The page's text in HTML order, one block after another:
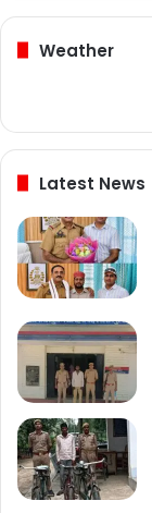
Weather
Latest News